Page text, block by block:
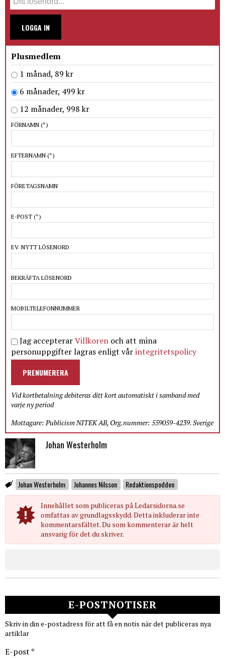
LOGGA IN
Plusmedlem
1 månad, 89 kr
6 månader, 499 kr
12 månader, 998 kr
FÖRNAMN (*)
EFTERNAMN (*)
FÖRETAGSNAMN
E-POST (*)
EV. NYTT LÖSENORD
BEKRÄFTA LÖSENORD
MOBILTELEFONNUMMER
Jag accepterarVillkoren och att mina
personuppgifter lagras enligt vårintegritetspolicy
PRENUMERERA
Vid kortbetalning debiteras ditt kort automatiskt i samband med
varje ny period
Mottagare: Publicism NITEK AB, Org.nummer: 559059-4239. Sverige
Johan Westerholm
Johan Westerholm Johannes Nilsson Redaktionspodden
Innehållet som publiceras på Ledarsidorna.se
omfattas av grundlagsskydd. Detta inkluderar inte
kommentarsfältet. Du som kommenterar är helt
ansvarig för det du skriver.
E-POSTNOTISER
Skriv in din e-postadress för att få en notis när det publiceras nya
artiklar
E-post *